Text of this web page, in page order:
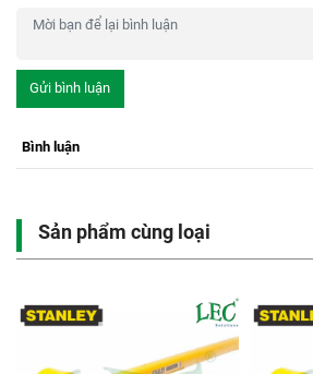
Gửi bình luận
Bình luận
Sản phẩm cùng loại